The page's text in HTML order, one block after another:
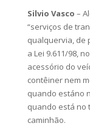
Silvio Vasco –
“serviços de
qualquervia, de
a Lei 9.611/98,
acessório do
contêiner nem
quando estáno
quando está no
caminhão.